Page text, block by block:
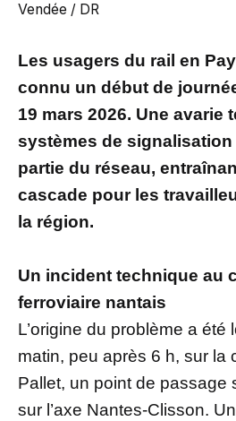
Vendée / DR
Les usagers du rail en
connu un début de
19 mars 2026. Une avarie
systèmes de
partie du réseau,
cascade pour les
la région.
Un incident technique au
ferroviaire nantais
L’origine du problème a été
matin, peu après 6 h, sur la
Pallet, un point de passage
sur l’axe Nantes-Clisson.